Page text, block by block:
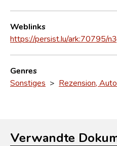
Weblinks
https://persist.lu/ark:70795/
Genres
Sonstiges > Rezension,
Verwandte